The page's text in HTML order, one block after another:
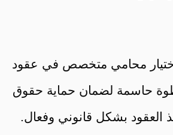
محامي متخصص في عقود
حاسمة لضمان حماية حقوق
العقود بشكل قانوني وفعال.